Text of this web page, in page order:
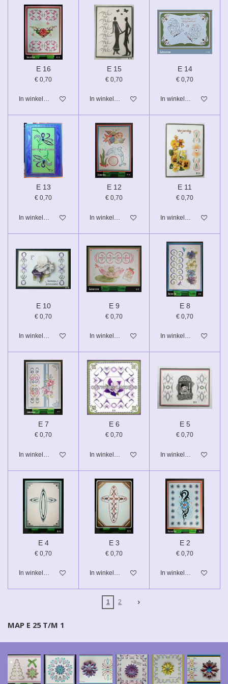
E 16
€ 0,70
In winkelwagen
E 15
€ 0,70
In winkelwagen
E 14
€ 0,70
In winkelwagen
E 13
€ 0,70
In winkelwagen
E 12
€ 0,70
In winkelwagen
E 11
€ 0,70
In winkelwagen
E 10
€ 0,70
In winkelwagen
E 9
€ 0,70
In winkelwagen
E 8
€ 0,70
In winkelwagen
E 7
€ 0,70
In winkelwagen
E 6
€ 0,70
In winkelwagen
E 5
€ 0,70
In winkelwagen
E 4
€ 0,70
In winkelwagen
E 3
€ 0,70
In winkelwagen
E 2
€ 0,70
In winkelwagen
1 2
MAP E 25 T/M 1